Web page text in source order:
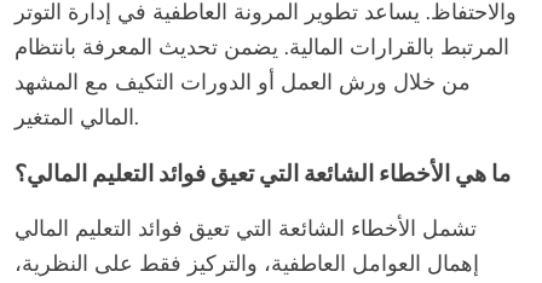
والاحتفاظ. يساعد تطوير المرونة العاطفية في إدارة التوتر
المرتبط بالقرارات المالية. يضمن تحديث المعرفة بانتظام
من خلال ورش العمل أو الدورات التكيف مع المشهد
المالي المتغير.
ما هي الأخطاء الشائعة التي تعيق فوائد التعليم المالي؟
تشمل الأخطاء الشائعة التي تعيق فوائد التعليم المالي
إهمال العوامل العاطفية، والتركيز فقط على النظرية،